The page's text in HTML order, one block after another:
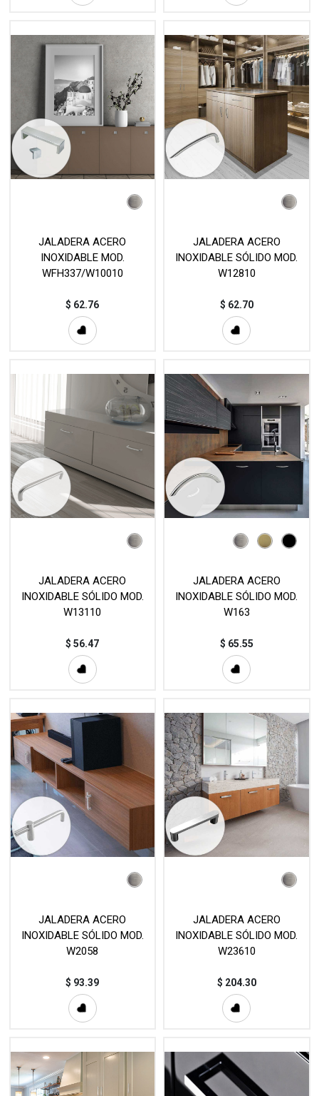
JALADERA ACERO
INOXIDABLE MOD.
WFH337/W10010
$ 62.76
JALADERA ACERO
INOXIDABLE SÓLIDO MOD.
W12810
$ 62.70
JALADERA ACERO
INOXIDABLE SÓLIDO MOD.
W13110
$56.47
JALADERA ACERO
INOXIDABLE SÓLIDO MOD.
W163
$ 65.55
JALADERA ACERO
INOXIDABLE SÓLIDO MOD.
W2058
$ 93.39
JALADERA ACERO
INOXIDABLE SÓLIDO MOD.
W23610
$ 204.30